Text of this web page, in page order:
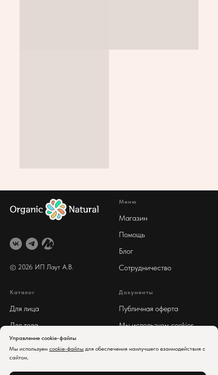
© 2026 ИП Лаут А.В.
Меню
Магазин
Помощь
Блог
Сотрудничество
Каталог
Для лица
Для тела
Для волос
Арома
Документы
Публичная оферта
Мы используем cookies
конфиденциальности
Управление cookie-файлы
Мы используем cookie-файлы для обеспечения наилучшего взаимодействия с
сайтом.